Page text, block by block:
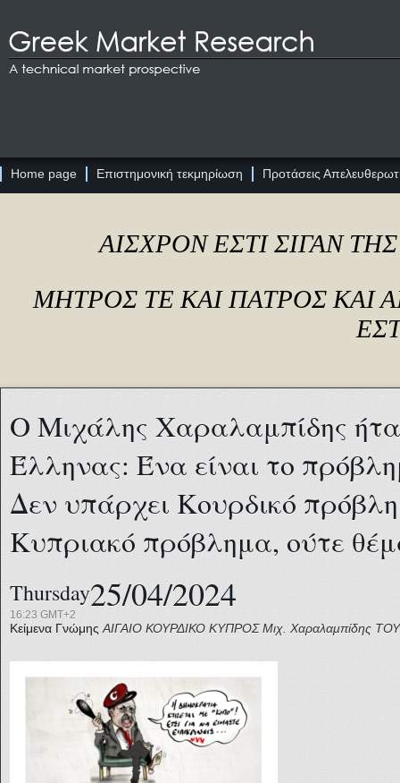
Home page Επιστημονική τεκμηρίωση Προτάσεις
ΑΙΣΧΡΟΝ ΕΣΤΙ ΣΙΓΑΝ
ΜΗΤΡΟΣ ΤΕ ΚΑΙ ΠΑΤΡΟΣ ΚΑΙ
Ο Μιχάλης Χαραλαμπίδης
Έλληνας: Ένα είναι το
Δεν υπάρχει Κουρδικό
Κυπριακό πρόβλημα, ούτε
Thursday25/04/2024
16:23 GMT+2
Κείμενα Γνώμης ΑΙΓΑΙΟ ΚΟΥΡΔΙΚΟ ΚΥΠΡΟΣ Μιχ. Χαραλαμπίδης